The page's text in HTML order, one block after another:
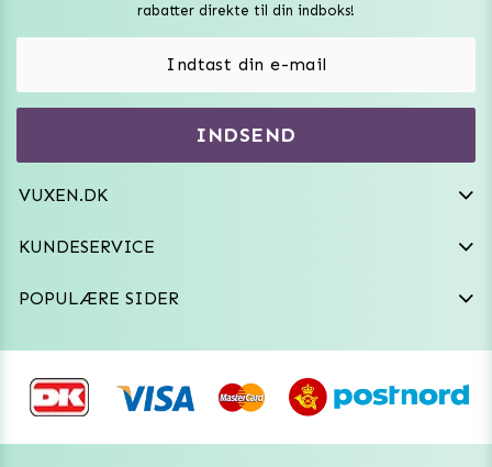
rabatter direkte til din indboks!
INDSEND
VUXEN.DK
VAT: SE556744520901
kundeservice@vuxen.dk
KUNDESERVICE
Fortryd aftale
POPULÆRE SIDER
Vibratorer
Frækt undertøj